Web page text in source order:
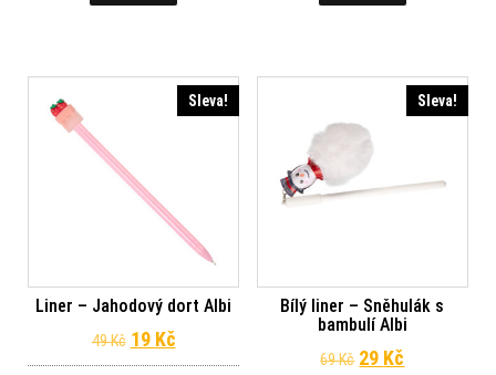
Sleva!
Liner – Jahodový dort Albi
49Kč Původní cena byla: 49 Kč.
19 KčAktuální cena je: 19 Kč.
Sleva!
Bílý liner – Sněhulák s
bambulí Albi
69Kč Původní cena
29 Kč